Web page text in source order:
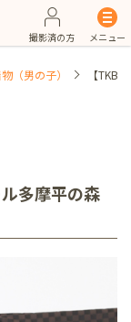
撮影済の方 メニュー
（男の子） 【
多摩平の森